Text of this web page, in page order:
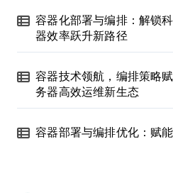
容器化部署与编排：解锁
器效率跃升新路径
容器技术领航，编排策略
务器高效运维新生态
容器部署与编排优化：赋